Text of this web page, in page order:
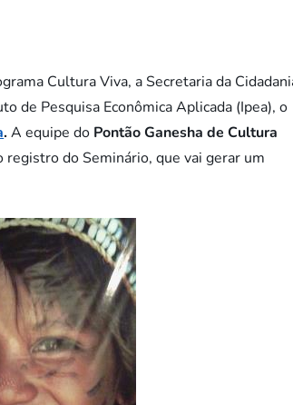
Cultura Viva, a Secretaria da
de Pesquisa Econômica Aplicada (Ipea), o
. A equipe do Pontão Ganesha de Cultura
do Seminário, que vai gerar um